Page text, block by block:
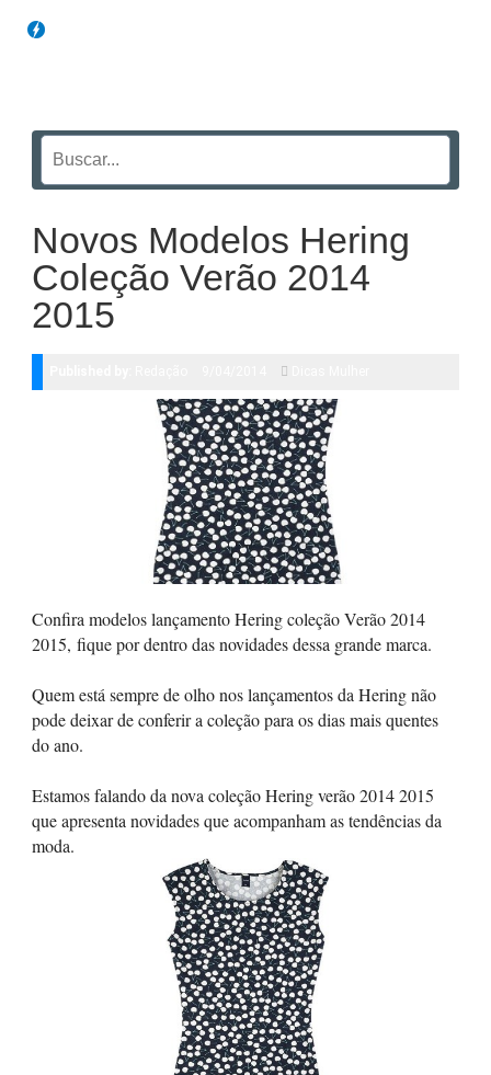
Novos Modelos Hering
Coleção Verão 2014
2015
Confira modelos lançamento Hering coleção Verão 2014
2015, fique por dentro das novidades dessa grande marca.
Quem está sempre de olho nos lançamentos da Hering não
pode deixar de conferir a coleção para os dias mais quentes
do ano.
Estamos falando da nova coleção Hering verão 2014 2015
que apresenta novidades que acompanham as tendências da
moda.